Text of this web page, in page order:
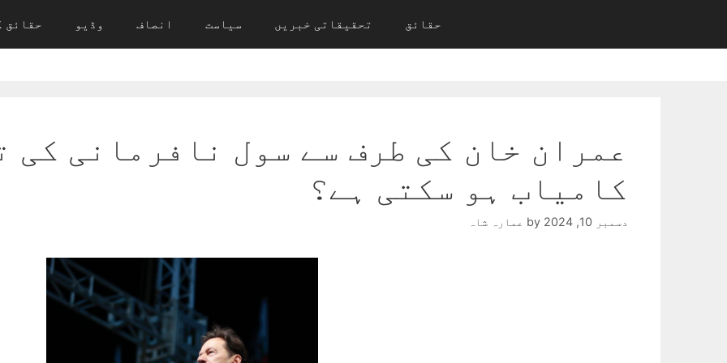
content
حقائق تحقیقاتی خبریں سیاست انصاف وڈیو حقائق
عمران خان کی طرف سے سول نافرمانی کی
کامیاب ہو سکتی ہے؟
دسمبر 10, 2024 by عمارہ شاہ